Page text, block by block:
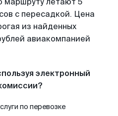
с пересадкой. Цена
из найденных
авиакомпанией
электронный
по перевозке